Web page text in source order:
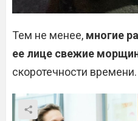
Тем не менее, многие
ее лице свежие
скоротечности времени.